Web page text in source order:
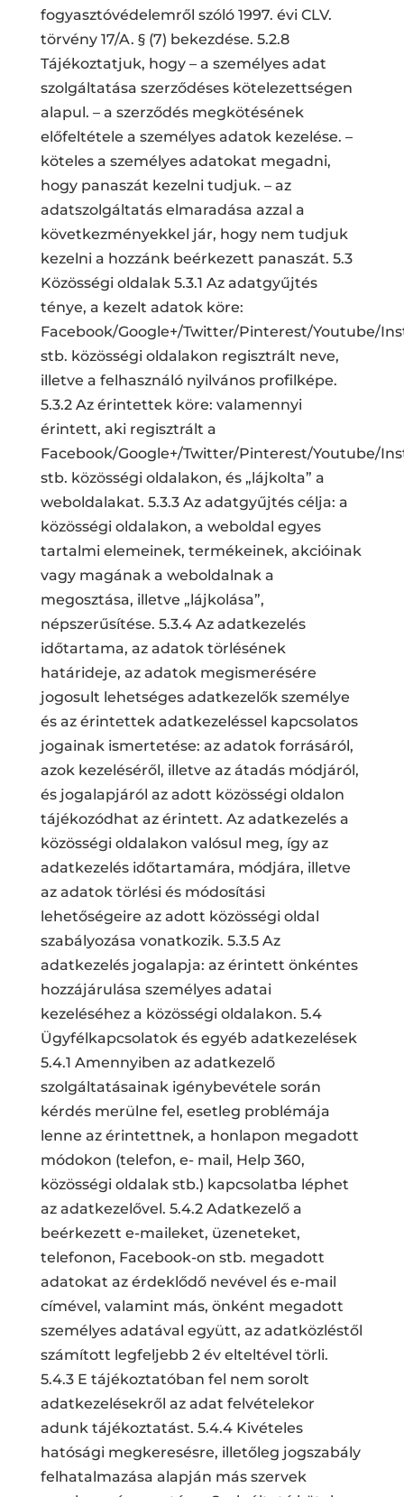
fogyasztóvédelemről szóló 1997. évi CLV.
törvény 17/A. § (7) bekezdése. 5.2.8
Tájékoztatjuk, hogy – a személyes adat
szolgáltatása szerződéses kötelezettségen
alapul. – a szerződés megkötésének
előfeltétele a személyes adatok kezelése. –
köteles a személyes adatokat megadni,
hogy panaszát kezelni tudjuk. – az
adatszolgáltatás elmaradása azzal a
következményekkel jár, hogy nem tudjuk
kezelni a hozzánk beérkezett panaszát. 5.3
Közösségi oldalak 5.3.1 Az adatgyűjtés
ténye, a kezelt adatok köre:
Facebook/Google+/Twitter/Pinterest/Youtube/
stb. közösségi oldalakon regisztrált neve,
illetve a felhasználó nyilvános profilképe.
5.3.2 Az érintettek köre: valamennyi
érintett, aki regisztrált a
Facebook/Google+/Twitter/Pinterest/Youtube/
stb. közösségi oldalakon, és „lájkolta” a
weboldalakat. 5.3.3 Az adatgyűjtés célja: a
közösségi oldalakon, a weboldal egyes
tartalmi elemeinek, termékeinek, akcióinak
vagy magának a weboldalnak a
megosztása, illetve „lájkolása”,
népszerűsítése. 5.3.4 Az adatkezelés
időtartama, az adatok törlésének
határideje, az adatok megismerésére
jogosult lehetséges adatkezelők személye
és az érintettek adatkezeléssel kapcsolatos
jogainak ismertetése: az adatok forrásáról,
azok kezeléséről, illetve az átadás módjáról,
és jogalapjáról az adott közösségi oldalon
tájékozódhat az érintett. Az adatkezelés a
közösségi oldalakon valósul meg, így az
adatkezelés időtartamára, módjára, illetve
az adatok törlési és módosítási
lehetőségeire az adott közösségi oldal
szabályozása vonatkozik. 5.3.5 Az
adatkezelés jogalapja: az érintett önkéntes
hozzájárulása személyes adatai
kezeléséhez a közösségi oldalakon. 5.4
Ügyfélkapcsolatok és egyéb adatkezelések
5.4.1 Amennyiben az adatkezelő
szolgáltatásainak igénybevétele során
kérdés merülne fel, esetleg problémája
lenne az érintettnek, a honlapon megadott
módokon (telefon, e- mail, Help 360,
közösségi oldalak stb.) kapcsolatba léphet
az adatkezelővel. 5.4.2 Adatkezelő a
beérkezett e-maileket, üzeneteket,
telefonon, Facebook-on stb. megadott
adatokat az érdeklődő nevével és e-mail
címével, valamint más, önként megadott
személyes adatával együtt, az adatközléstől
számított legfeljebb 2 év elteltével törli.
5.4.3 E tájékoztatóban fel nem sorolt
adatkezelésekről az adat felvételekor
adunk tájékoztatást. 5.4.4 Kivételes
hatósági megkeresésre, illetőleg jogszabály
felhatalmazása alapján más szervek